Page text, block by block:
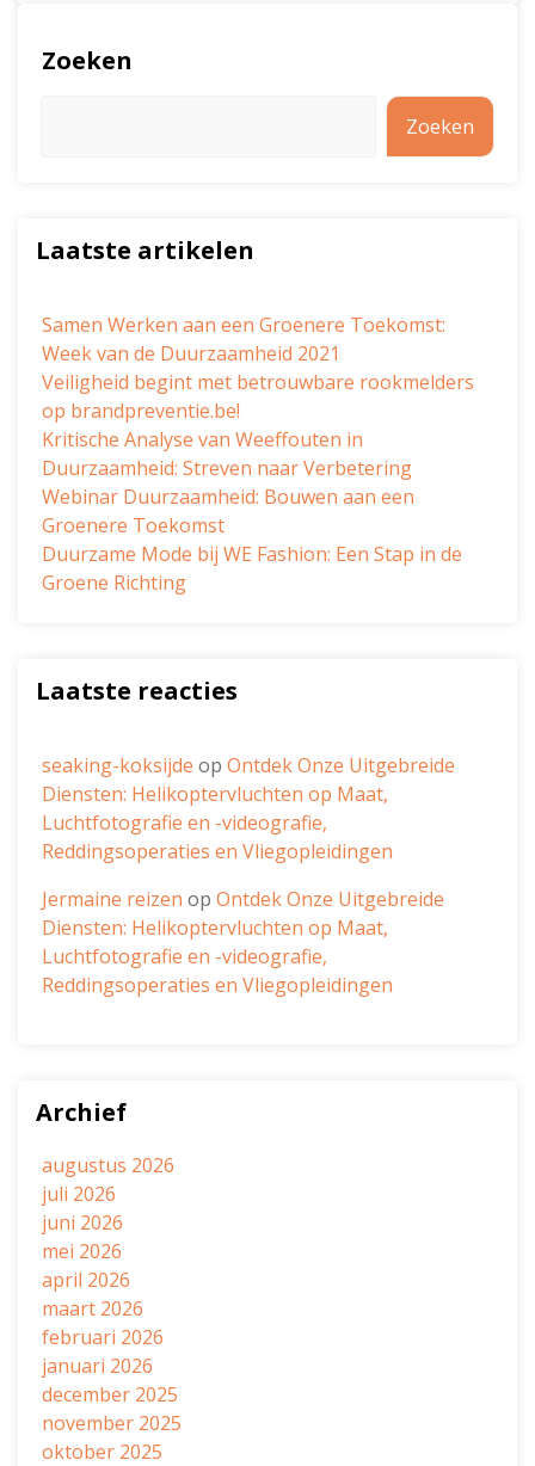
Zoeken
Zoeken
Laatste artikelen
Samen Werken aan een Groenere Toekomst:
Week van de Duurzaamheid 2021
Veiligheid begint met betrouwbare rookmelders
op brandpreventie.be!
Kritische Analyse van Weeffouten in
Duurzaamheid: Streven naar Verbetering
Webinar Duurzaamheid: Bouwen aan een
Groenere Toekomst
Duurzame Mode bij WE Fashion: Een Stap in de
Groene Richting
Laatste reacties
seaking-koksijde op Ontdek Onze Uitgebreide
Diensten: Helikoptervluchten op Maat,
Luchtfotografie en -videografie,
Reddingsoperaties en Vliegopleidingen
Jermaine reizen op Ontdek Onze Uitgebreide
Diensten: Helikoptervluchten op Maat,
Luchtfotografie en -videografie,
Reddingsoperaties en Vliegopleidingen
Archief
augustus 2026
juli 2026
juni 2026
mei 2026
april 2026
maart 2026
februari 2026
januari 2026
december 2025
november 2025
oktober 2025